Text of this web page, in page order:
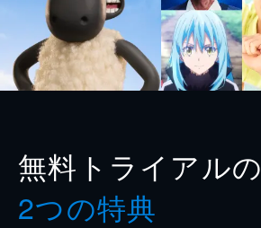
無料トライアルの
2つの特典